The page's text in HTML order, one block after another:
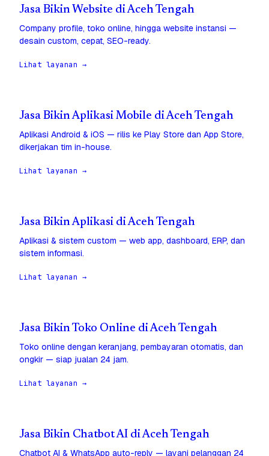
Jasa Bikin Website di Aceh Tengah
Company profile, toko online, hingga website instansi —
desain custom, cepat, SEO-ready.
Lihat layanan →
Jasa Bikin Aplikasi Mobile di Aceh Tengah
Aplikasi Android & iOS — rilis ke Play Store dan App Store,
dikerjakan tim in-house.
Lihat layanan →
Jasa Bikin Aplikasi di Aceh Tengah
Aplikasi & sistem custom — web app, dashboard, ERP, dan
sistem informasi.
Lihat layanan →
Jasa Bikin Toko Online di Aceh Tengah
Toko online dengan keranjang, pembayaran otomatis, dan
ongkir — siap jualan 24 jam.
Lihat layanan →
Jasa Bikin Chatbot AI di Aceh Tengah
Chatbot AI & WhatsApp auto-reply — layani pelanggan 24